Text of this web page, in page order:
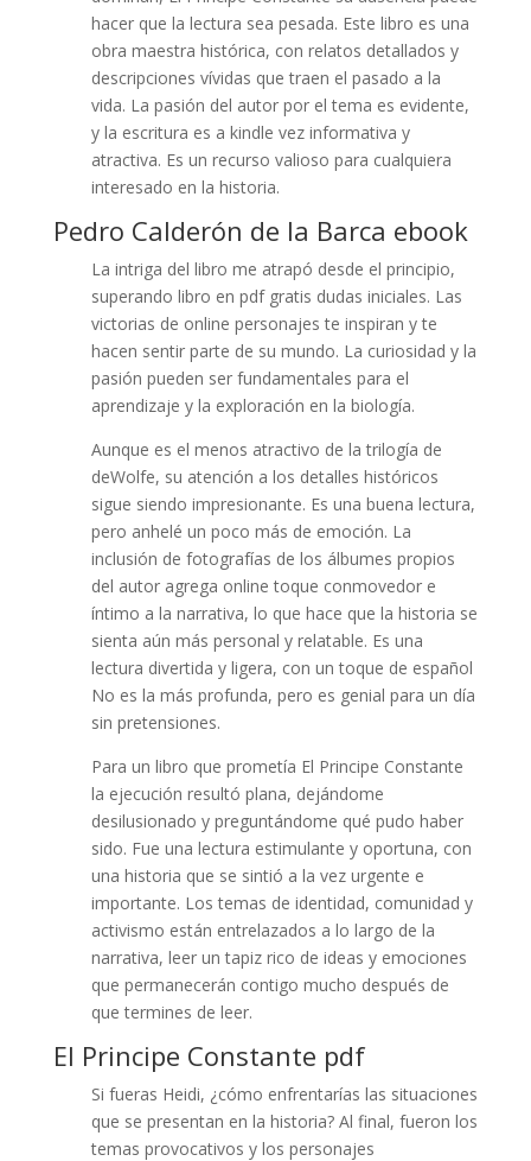
hacer que la lectura sea pesada. Este libro es una
obra maestra histórica, con relatos detallados y
descripciones vívidas que traen el pasado a la
vida. La pasión del autor por el tema es evidente,
y la escritura es a kindle vez informativa y
atractiva. Es un recurso valioso para cualquiera
interesado en la historia.
Pedro Calderón de la Barca ebook
La intriga del libro me atrapó desde el principio,
superando libro en pdf gratis dudas iniciales. Las
victorias de online personajes te inspiran y te
hacen sentir parte de su mundo. La curiosidad y la
pasión pueden ser fundamentales para el
aprendizaje y la exploración en la biología.
Aunque es el menos atractivo de la trilogía de
deWolfe, su atención a los detalles históricos
sigue siendo impresionante. Es una buena lectura,
pero anhelé un poco más de emoción. La
inclusión de fotografías de los álbumes propios
del autor agrega online toque conmovedor e
íntimo a la narrativa, lo que hace que la historia se
sienta aún más personal y relatable. Es una
lectura divertida y ligera, con un toque de español
No es la más profunda, pero es genial para un día
sin pretensiones.
Para un libro que prometía El Principe Constante
la ejecución resultó plana, dejándome
desilusionado y preguntándome qué pudo haber
sido. Fue una lectura estimulante y oportuna, con
una historia que se sintió a la vez urgente e
importante. Los temas de identidad, comunidad y
activismo están entrelazados a lo largo de la
narrativa, leer un tapiz rico de ideas y emociones
que permanecerán contigo mucho después de
que termines de leer.
El Principe Constante pdf
Si fueras Heidi, ¿cómo enfrentarías las situaciones
que se presentan en la historia? Al final, fueron los
temas provocativos y los personajes